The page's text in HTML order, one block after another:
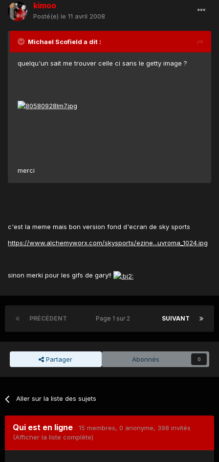
kimoo
Posté(e) le 11 avril 2008
Michael Scofield a dit :
quelqu'un sait me trouver celle ci sans le getty image ?
merci
c'est la meme mais bon version fond d'ecran de sky sports
https://www.alchemyworx.com/skysports/ezine...uvroma_1024.jpg
sinon merki pour les gifs de gary!!
PRÉCÉDENT SUIVANT
Page 1 sur 2
Partager Abonnés 0
Aller sur la liste des sujets
Qui est en ligne 15 membres, 0 anonyme, 398 invités
(Afficher la liste complète)